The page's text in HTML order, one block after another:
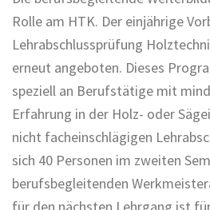
Rolle am HTK. Der einjährige
Lehrabschlussprüfung
erneut angeboten. Dieses
speziell an Berufstätige mit
Erfahrung in der Holz- oder
nicht facheinschlägigen
sich 40 Personen im zweiten
berufsbegleitenden
für den nächsten Lehrgang ist